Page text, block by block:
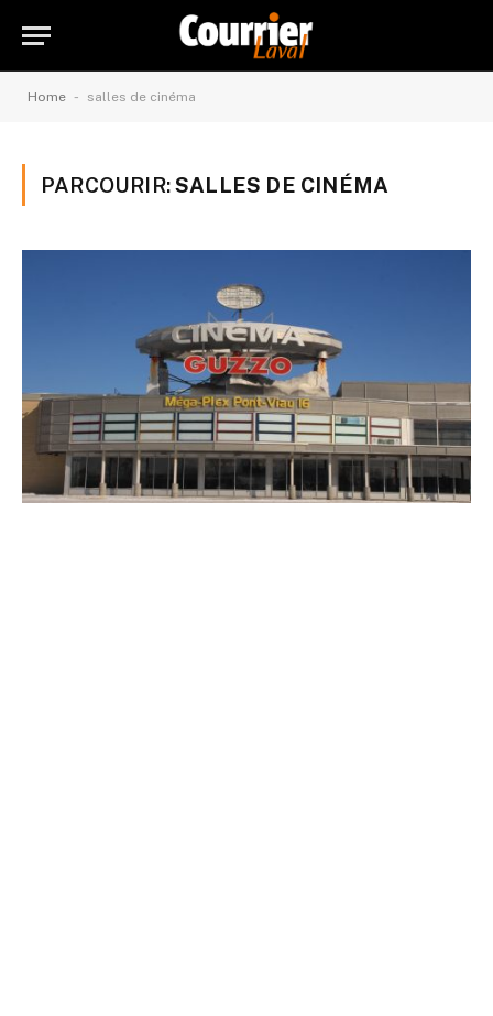
Home - salles de cinéma
PARCOURIR:SALLES DE CINÉMA